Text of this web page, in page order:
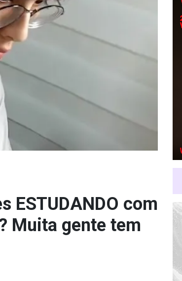
ESTUDANDO com
Muita gente tem